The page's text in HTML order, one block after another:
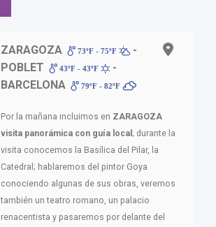
ZARAGOZA 73ºF - 75ºF
-
POBLET
43ºF - 43ºF
-
BARCELONA
79ºF - 82ºF
Por la mañana incluimos en ZARAGOZA
visita panorámica con guía local ; durante la
visita conocemos la Basílica del Pilar, la
Catedral; hablaremos del pintor Goya
conociendo algunas de sus obras, veremos
también un teatro romano, un palacio
renacentista y pasaremos por delante del